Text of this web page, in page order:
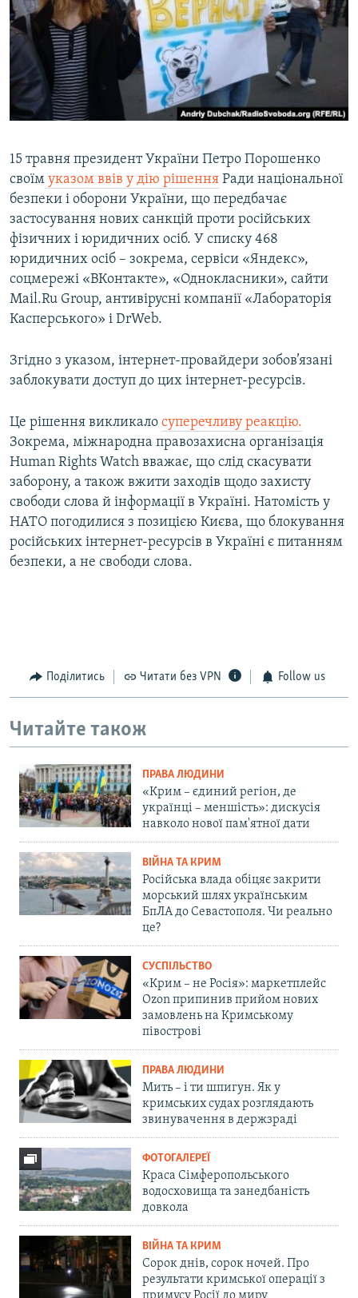
15 травня президент України Петро Порошенко
своїм указом ввів у дію рішення Ради національної
безпеки і оборони України, що передбачає
застосування нових санкцій проти російських
фізичних і юридичних осіб. У списку 468
юридичних осіб – зокрема, сервіси «Яндекс»,
соцмережі «ВКонтакте», «Однокласники», сайти
Mail.Ru Group, антивірусні компанії «Лабораторія
Касперського» і DrWeb.
Згідно з указом, інтернет-провайдери зобов’язані
заблокувати доступ до цих інтернет-ресурсів.
Це рішення викликало суперечливу реакцію.
Зокрема, міжнародна правозахисна організація
Human Rights Watch вважає, що слід скасувати
заборону, а також вжити заходів щодо захисту
свободи слова й інформації в Україні. Натомість у
НАТО погодилися з позицією Києва, що блокування
російських інтернет-ресурсів в Україні є питанням
безпеки, а не свободи слова.
Поділитись Читати без VPN Follow us
Читайте також
ПРАВА ЛЮДИНИ
«Крим – єдиний регіон, де
українці – меншість»: дискусія
навколо нової пам'ятної дати
ВІЙНА ТА КРИМ
Російська влада обіцяє закрити
морський шлях українським
БпЛА до Севастополя. Чи реально
це?
СУСПІЛЬСТВО
«Крим – не Росія»: маркетплейс
Ozon припинив прийом нових
замовлень на Кримському
півострові
ПРАВА ЛЮДИНИ
Мить – і ти шпигун. Як у
кримських судах розглядають
звинувачення в держзраді
ФОТОГАЛЕРЕЇ
Краса Сімферопольського
водосховища та занедбаність
довкола
ВІЙНА ТА КРИМ
Сорок днів, сорок ночей. Про
результати кримської операції з